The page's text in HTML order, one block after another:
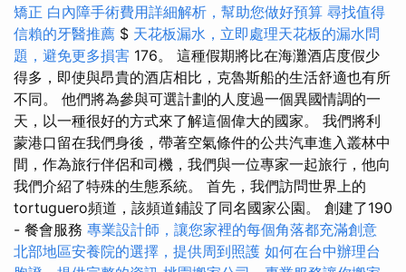
矯正 白內障手術費用詳細解析，幫助您做好預算 尋找值得
信賴的牙醫推薦 $ 天花板漏水，立即處理天花板的漏水問
題，避免更多損害 176。 這種假期將比在海灘酒店度假少
得多，即使與昂貴的酒店相比，克魯斯船的生活舒適也有所
不同。 他們將為參與可選計劃的人度過一個異國情調的一
天，以一種很好的方式來了解這個偉大的國家。 我們將利
蒙港口留在我們身後，帶著空氣條件的公共汽車進入叢林中
間，作為旅行伴侶和司機，我們與一位專家一起旅行，他向
我們介紹了特殊的生態系統。 首先，我們訪問世界上的
tortuguero頻道，該頻道鋪設了同名國家公園。 創建了190
- 餐會服務 專業設計師，讓您家裡的每個角落都充滿創意
北部地區安養院的選擇，提供周到照護 如何在台中辦理台